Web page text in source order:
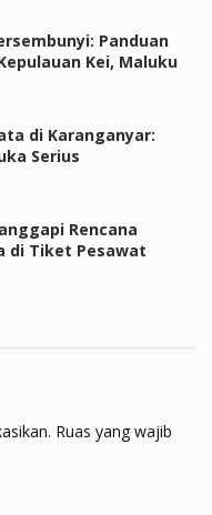
Panduan
Kei, Maluku
di Karanganyar:
Serius
Rencana
di Tiket Pesawat
Ruas yang wajib